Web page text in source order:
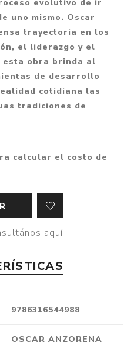
evolutivo de ir
uno mismo. Oscar
trayectoria en los
el liderazgo y el
esta obra brinda al
de desarrollo
cotidiana las
tradiciones de
calcular el costo de
aquí
9786316544988
OSCAR ANZORENA